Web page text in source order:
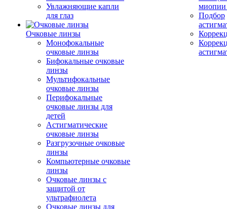
Увлажняющие капли
для глаз
Очковые линзы
Монофокальные
очковые линзы
Бифокальные очковые
линзы
Мультифокальные
очковые линзы
Перифокальные
очковые линзы для
детей
Астигматические
очковые линзы
Разгрузочные очковые
линзы
Компьютерные очковые
линзы
Очковые линзы с
защитой от
ультрафиолета
Очковые линзы для
миопии
Подбор